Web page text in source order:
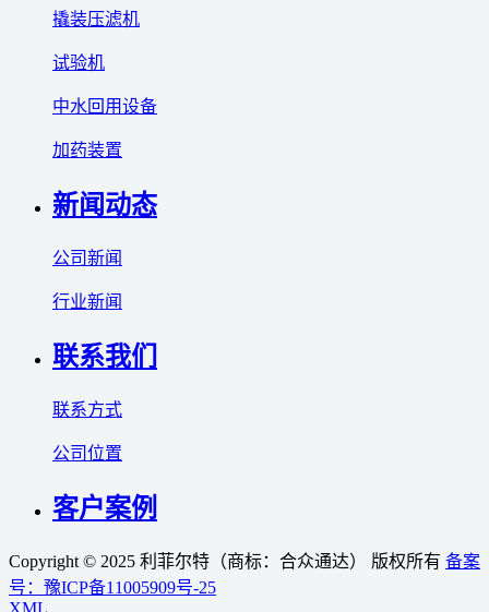
撬装压滤机
试验机
中水回用设备
加药装置
新闻动态
公司新闻
行业新闻
联系我们
联系方式
公司位置
客户案例
Copyright © 2025 利菲尔特（商标：合众通达） 版权所有 备案
号：豫ICP备11005909号-25
XML